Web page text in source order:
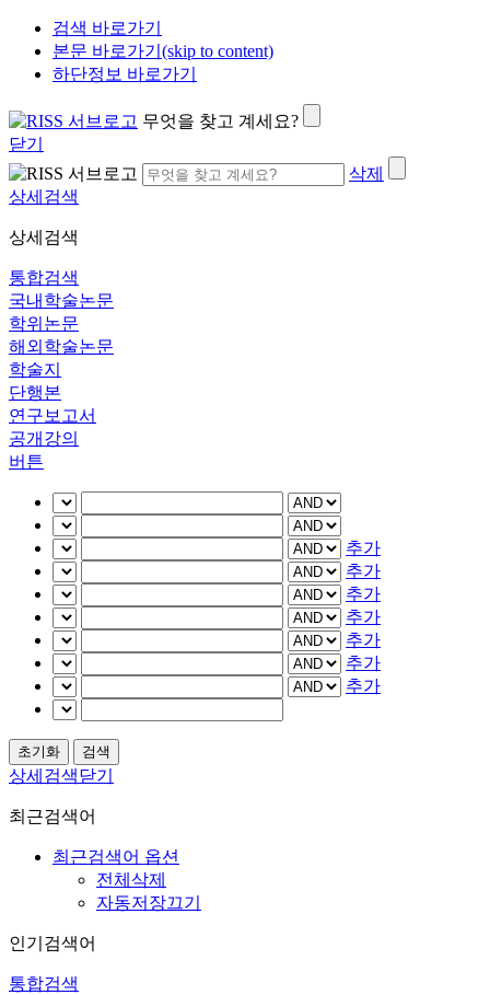
검색 바로가기
본문 바로가기(skip to content)
하단정보 바로가기
무엇을 찾고 계세요?
닫기
삭제
상세검색
상세검색
통합검색
국내학술논문
학위논문
해외학술논문
학술지
단행본
연구보고서
공개강의
버튼
추가
추가
추가
추가
추가
추가
추가
상세검색닫기
최근검색어
최근검색어 옵션
전체삭제
자동저장끄기
인기검색어
통합검색